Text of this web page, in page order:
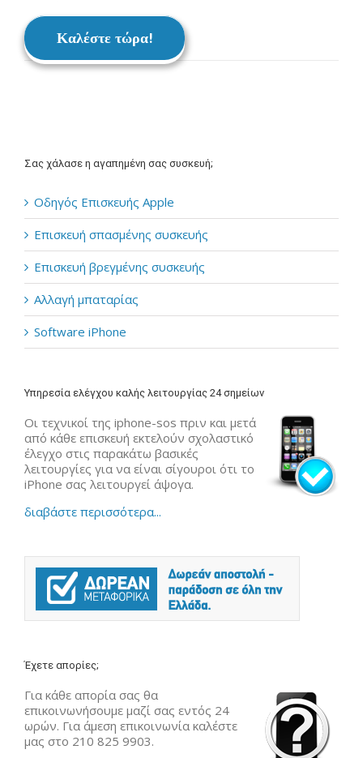
Καλέστε τώρα!
Σας χάλασε η αγαπημένη σας συσκευή;
Οδηγός Επισκευής Apple
Επισκευή σπασμένης συσκευής
Επισκευή βρεγμένης συσκευής
Αλλαγή μπαταρίας
Software iPhone
Υπηρεσία ελέγχου καλής λειτουργίας 24 σημείων
Οι τεχνικοί της iphone-sos πριν και μετά
από κάθε επισκευή εκτελούν σχολαστικό
έλεγχο στις παρακάτω βασικές
λειτουργίες για να είναι σίγουροι ότι το
iPhone σας λειτουργεί άψογα.
διαβάστε περισσότερα...
Έχετε απορίες;
Για κάθε απορία σας θα
επικοινωνήσουμε μαζί σας εντός 24
ωρών. Για άμεση επικοινωνία καλέστε
μας στο 210 825 9903.